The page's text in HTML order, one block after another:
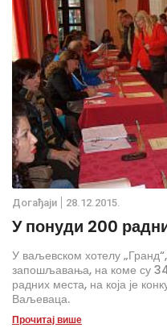
Дoгађаjи 28.12.2015.
У понуди 200
У ваљевском хотелу
запошљавања, на коме су
радних места, на која је
Ваљеваца.
Прочитај више